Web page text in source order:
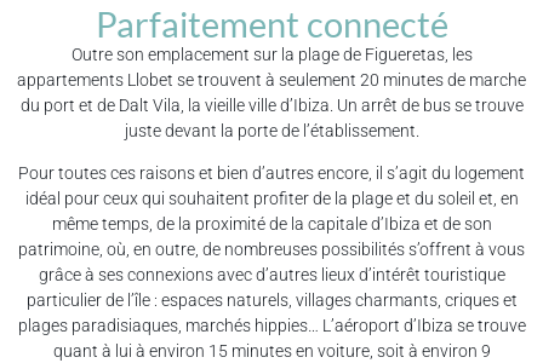
Parfaitement connecté
Outre son emplacement sur la plage de Figueretas, les
appartements Llobet se trouvent à seulement 20 minutes de marche
du port et de Dalt Vila, la vieille ville d’Ibiza. Un arrêt de bus se trouve
juste devant la porte de l’établissement.
Pour toutes ces raisons et bien d’autres encore, il s’agit du logement
idéal pour ceux qui souhaitent profiter de la plage et du soleil et, en
même temps, de la proximité de la capitale d’Ibiza et de son
patrimoine, où, en outre, de nombreuses possibilités s’offrent à vous
grâce à ses connexions avec d’autres lieux d’intérêt touristique
particulier de l’île : espaces naturels, villages charmants, criques et
plages paradisiaques, marchés hippies… L’aéroport d’Ibiza se trouve
quant à lui à environ 15 minutes en voiture, soit à environ 9